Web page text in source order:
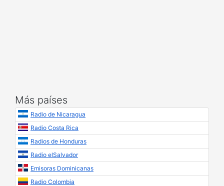
Más países
Radio de Nicaragua
Radio Costa Rica
Radios de Honduras
Radio elSalvador
Emisoras Dominicanas
Radio Colombia